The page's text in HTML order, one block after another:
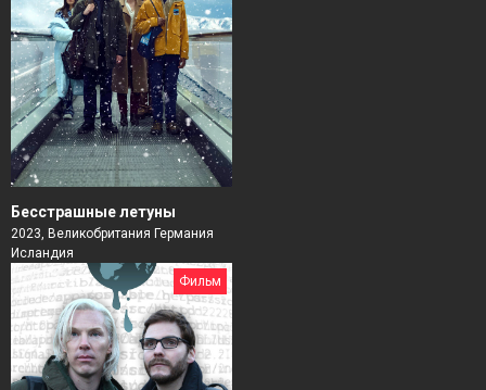
Бесстрашные летуны
2023, Великобритания Германия
Исландия
Фильм